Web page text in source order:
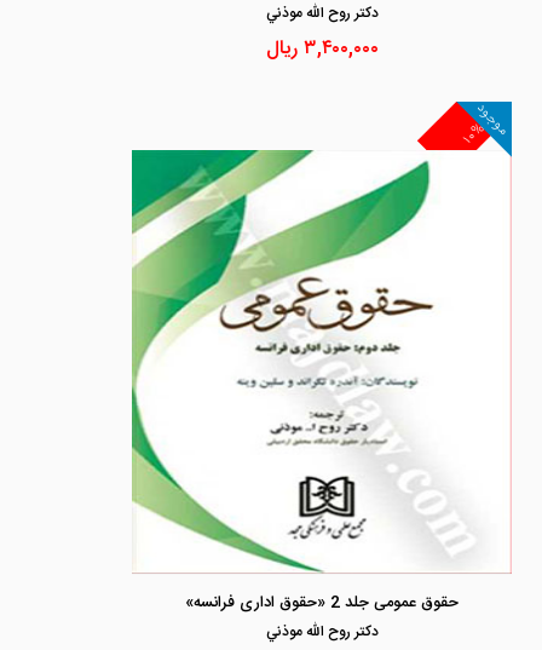
دكتر روح الله موذني
۳,۴۰۰,۰۰۰ریال
۱۰%
موجود
حقوق عمومی جلد 2 «حقوق اداری فرانسه»
دكتر روح الله موذني